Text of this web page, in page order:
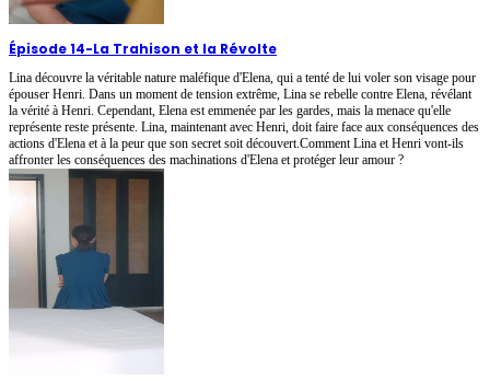
Épisode 14-La Trahison et la Révolte
Lina découvre la véritable nature maléfique d'Elena, qui a tenté de lui voler son visage pour
épouser Henri. Dans un moment de tension extrême, Lina se rebelle contre Elena, révélant
la vérité à Henri. Cependant, Elena est emmenée par les gardes, mais la menace qu'elle
représente reste présente. Lina, maintenant avec Henri, doit faire face aux conséquences des
actions d'Elena et à la peur que son secret soit découvert.Comment Lina et Henri vont-ils
affronter les conséquences des machinations d'Elena et protéger leur amour ?